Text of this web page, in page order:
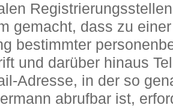
gemacht, dass zu
bestimmter
und darüber hinaus
Adresse, in der so
abrufbar ist,